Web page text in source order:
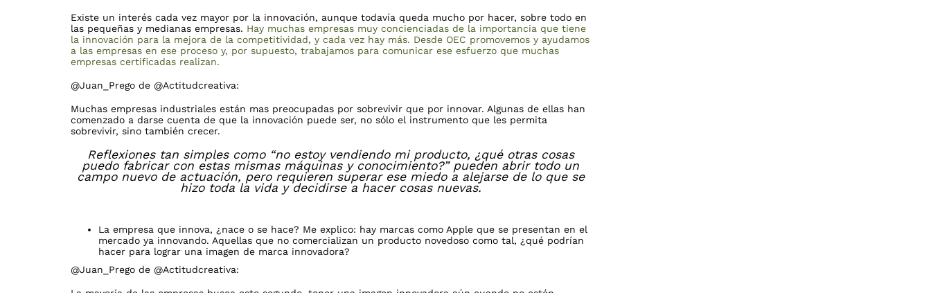
Existe un interés cada vez mayor por la innovación, aunque todavía queda mucho por hacer, sobre todo en
las pequeñas y medianas empresas. Hay muchas empresas muy concienciadas de la importancia que tiene
la innovación para la mejora de la competitividad, y cada vez hay más. Desde OEC promovemos y ayudamos
a las empresas en ese proceso y, por supuesto, trabajamos para comunicar ese esfuerzo que muchas
empresas certificadas realizan.
@Juan_Prego de @Actitudcreativa:
Muchas empresas industriales están mas preocupadas por sobrevivir que por innovar. Algunas de ellas han
comenzado a darse cuenta de que la innovación puede ser, no sólo el instrumento que les permita
sobrevivir, sino también crecer.
Reflexiones tan simples como “no estoy vendiendo mi producto, ¿qué otras cosas
puedo fabricar con estas mismas máquinas y conocimiento?” pueden abrir todo un
campo nuevo de actuación, pero requieren superar ese miedo a alejarse de lo que se
hizo toda la vida y decidirse a hacer cosas nuevas.
La empresa que innova, ¿nace o se hace? Me explico: hay marcas como Apple que se presentan en el
mercado ya innovando. Aquellas que no comercializan un producto novedoso como tal, ¿qué podrían
hacer para lograr una imagen de marca innovadora?
@Juan_Prego de @Actitudcreativa: